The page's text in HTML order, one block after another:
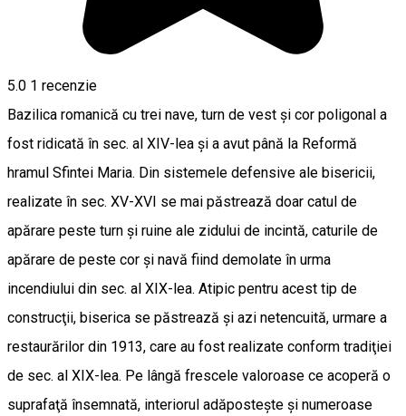
5.0 1 recenzie
Bazilica romanică cu trei nave, turn de vest şi cor poligonal a
fost ridicată în sec. al XIV-lea şi a avut până la Reformă
hramul Sfintei Maria. Din sistemele defensive ale bisericii,
realizate în sec. XV-XVI se mai păstrează doar catul de
apărare peste turn şi ruine ale zidului de incintă, caturile de
apărare de peste cor şi navă fiind demolate în urma
incendiului din sec. al XIX-lea. Atipic pentru acest tip de
construcţii, biserica se păstrează şi azi netencuită, urmare a
restaurărilor din 1913, care au fost realizate conform tradiţiei
de sec. al XIX-lea. Pe lângă frescele valoroase ce acoperă o
suprafaţă însemnată, interiorul adăposteşte şi numeroase